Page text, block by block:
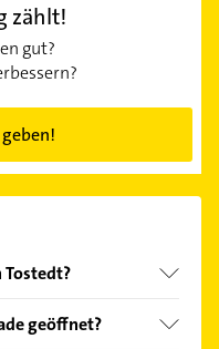
zählt!
gut?
Sie von den
geöffnet?